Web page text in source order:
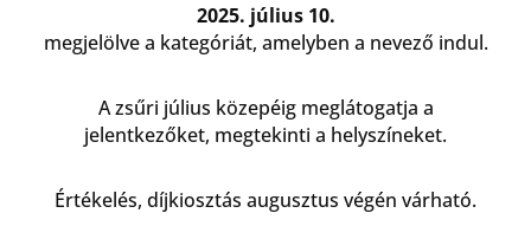
2025. július 10.
megjelölve a kategóriát, amelyben a nevező indul.
A zsűri július közepéig meglátogatja a
jelentkezőket, megtekinti a helyszíneket.
Értékelés, díjkiosztás augusztus végén várható.